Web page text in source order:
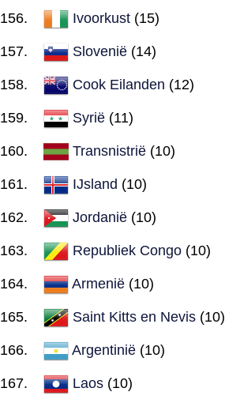
Ivoorkust (15)
Slovenië (14)
Cook Eilanden (12)
Syrië (11)
Transnistrië (10)
IJsland (10)
Jordanië (10)
Republiek Congo (10)
Armenië (10)
Saint Kitts en Nevis (10)
Argentinië (10)
Laos (10)